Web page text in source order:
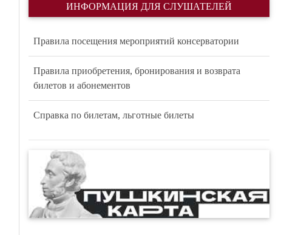
ИНФОРМАЦИЯ ДЛЯ СЛУШАТЕЛЕЙ
Правила посещения мероприятий консерватории
Правила приобретения, бронирования и возврата
билетов и абонементов
Справка по билетам, льготные билеты